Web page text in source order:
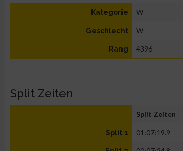
Kategorie W
Geschlecht W
Rang 4396
Split Zeiten
Split Zeiten
Split 1 01:07:19.9